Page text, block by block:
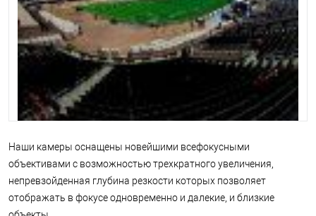
Наши камеры оснащены новейшими всефокусными
объективами с возможностью трехкратного увеличения,
непревзойденная глубина резкости которых позволяет
отображать в фокусе одновременно и далекие, и близкие